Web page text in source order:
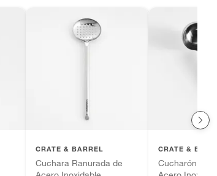
CRATE & BARREL
Cuchara Ranurada de
CRATE &
Cucharón